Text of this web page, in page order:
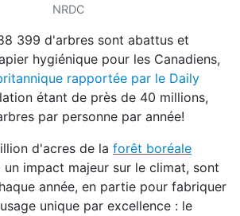
NRDC
399 d'arbres sont abattus et
hygiénique pour les Canadiens,
rapportée par le Daily
étant de près de 40 millions,
par personne par année!
d'acres de la forêt boréale
un impact majeur sur le climat, sont
année, en partie pour fabriquer
unique par excellence : le